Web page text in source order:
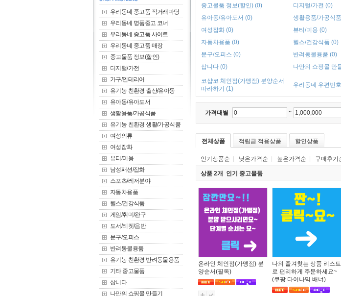
우리동네 중고품 직거래마당
우리동네 명품중고 코너
우리동네 중고품 사이트
우리동네 중고품 매장
중고물품 정보(할인)
디지털/가전
가구/인테리어
유기농 친환경 출산/유아동
유아동/유아도서
생활용품/가공식품
유기농 친환경 생활/가공식품
여성의류
여성잡화
뷰티/미용
남성패션/잡화
스포츠/레저분야
자동차용품
헬스/건강식품
게임/취미/완구
도서/티켓/음반
문구/오피스
반려동물용품
유기농 친환경 반려동물용품
기타 중고물품
삽니다
나만의 쇼핑몰 만들기
중고물품 정보(할인) (0)
디지털/가전 (0)
유아동/유아도서 (0)
생활용품/가공식
여성잡화 (0)
뷰티/미용 (0)
자동차용품 (0)
헬스/건강식품 (0)
문구/오피스 (0)
반려동물용품 (0)
삽니다 (0)
나만의 쇼핑몰 만
코샵코 체인점(가맹점) 분양순서
따라하기 (1)
우리동네 우편번
가격대별 ~
전체상품 적립금 적용상품 할인상품
인기상품순 낮은가격순 높은가격순 구매후기
상품 2개 인기 중고물품
온라인 체인점(가맹점) 분
양순서(필독)
나의 즐겨찾는 상품 리스트
로 편리하게 주문하세요~
(쿠팡 다이나믹 배너)